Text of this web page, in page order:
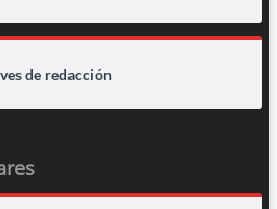
de redacción